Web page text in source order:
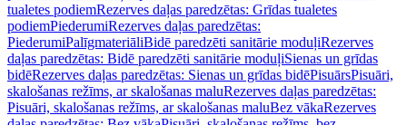
tualetes podiemRezerves daļas paredzētas: Grīdas tualetes
podiemPiederumiRezerves daļas paredzētas:
PiederumiPalīgmateriāliBidē paredzēti sanitārie moduļiRezerves
daļas paredzētas: Bidē paredzēti sanitārie moduļiSienas un grīdas
bidēRezerves daļas paredzētas: Sienas un grīdas bidēPisuārsPisuāri,
skalošanas režīms, ar skalošanas maluRezerves daļas paredzētas:
Pisuāri, skalošanas režīms, ar skalošanas maluBez vākaRezerves